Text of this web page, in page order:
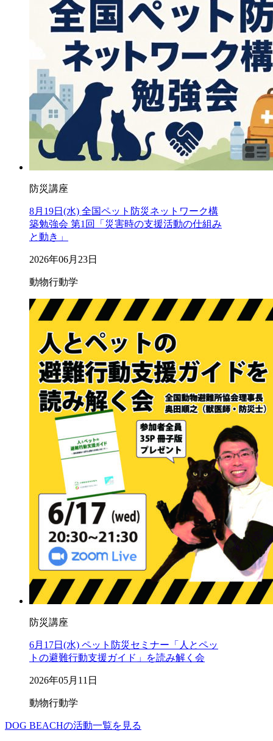
防災講座
8月19日(水) 全国ペット防災ネットワーク構
築勉強会 第1回「災害時の支援活動の仕組み
と動き」
2026年06月23日
動物行動学
防災講座
6月17日(水) ペット防災セミナー「人とペッ
トの避難行動支援ガイド」を読み解く会
2026年05月11日
動物行動学
DOG BEACHの活動一覧を見る